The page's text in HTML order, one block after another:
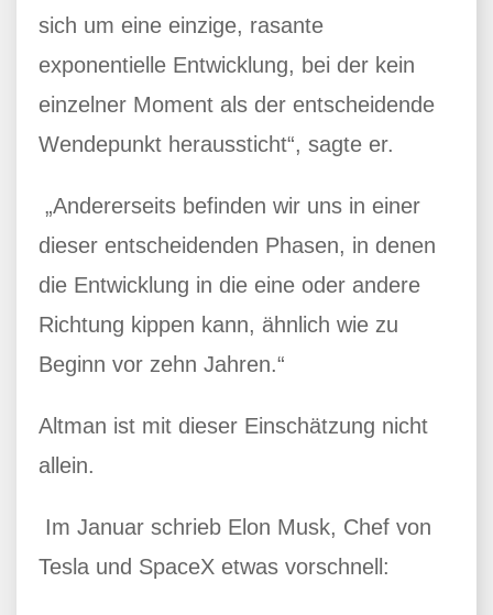
sich um eine einzige, rasante
exponentielle Entwicklung, bei der kein
einzelner Moment als der entscheidende
Wendepunkt heraussticht“, sagte er.
„Andererseits befinden wir uns in einer
dieser entscheidenden Phasen, in denen
die Entwicklung in die eine oder andere
Richtung kippen kann, ähnlich wie zu
Beginn vor zehn Jahren.“
Altman ist mit dieser Einschätzung nicht
allein.
Im Januar schrieb Elon Musk, Chef von
Tesla und SpaceX etwas vorschnell: